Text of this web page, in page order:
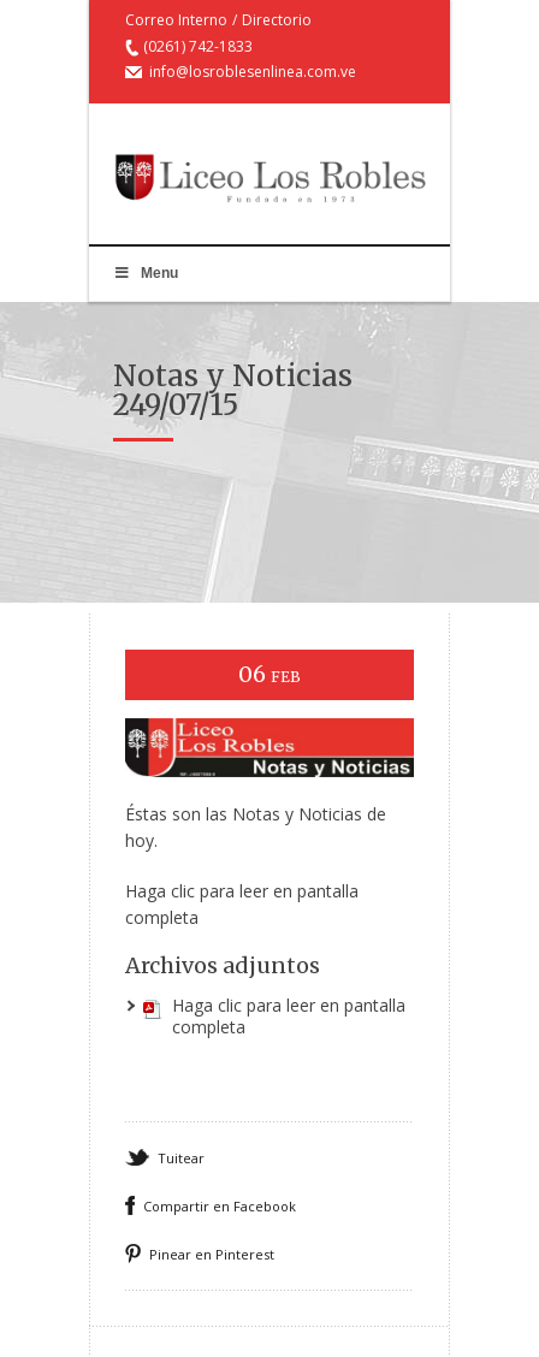
Correo Interno / Directorio
(0261) 742-1833
info@losroblesenlinea.com.ve
Menu
Notas y Noticias
249/07/15
06 FEB
Éstas son las Notas y Noticias de
hoy.
Haga clic para leer en pantalla
completa
Archivos adjuntos
Haga clic para leer en pantalla
completa
Tuitear
Compartir en Facebook
Pinear en Pinterest